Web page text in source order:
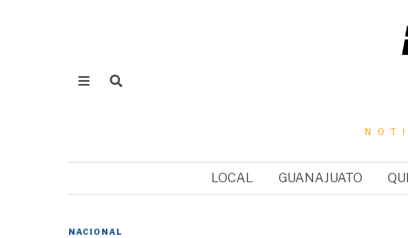
LOCAL GUANAJUATO
NACIONAL